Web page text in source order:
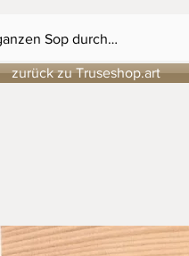
zurück zu Truseshop.art